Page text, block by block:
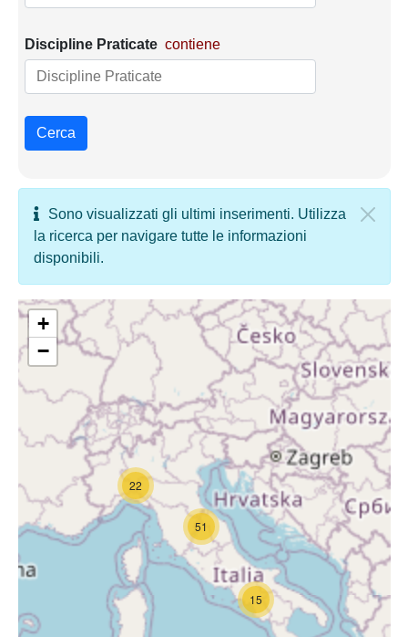
Discipline Praticate contiene
Cerca
Sono visualizzati gli ultimi inserimenti. Utilizza
la ricerca per navigare tutte le informazioni
disponibili.
15
22
51
+
−